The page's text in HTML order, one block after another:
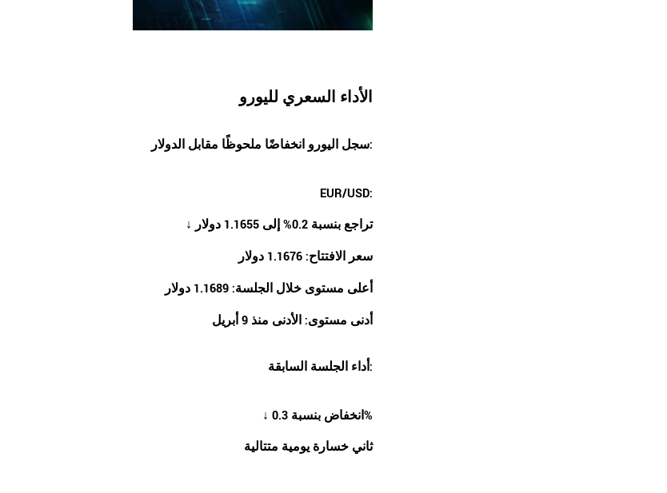
الأداء السعري لليورو
سجل اليورو انخفاضًا ملحوظًا مقابل الدولار:
EUR/USD:
↓ تراجع بنسبة 0.2% إلى 1.1655 دولار
سعر الافتتاح: 1.1676 دولار
أعلى مستوى خلال الجلسة: 1.1689 دولار
أدنى مستوى: الأدنى منذ 9 أبريل
أداء الجلسة السابقة:
↓ انخفاض بنسبة 0.3%
ثاني خسارة يومية متتالية